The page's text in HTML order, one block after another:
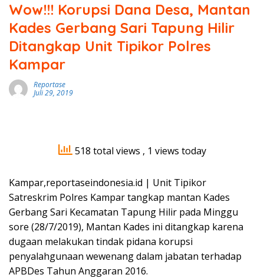
Wow!!! Korupsi Dana Desa, Mantan
Kades Gerbang Sari Tapung Hilir
Ditangkap Unit Tipikor Polres
Kampar
Reportase
Juli 29, 2019
518 total views , 1 views today
Kampar,reportaseindonesia.id | Unit Tipikor
Satreskrim Polres Kampar tangkap mantan Kades
Gerbang Sari Kecamatan Tapung Hilir pada Minggu
sore (28/7/2019), Mantan Kades ini ditangkap karena
dugaan melakukan tindak pidana korupsi
penyalahgunaan wewenang dalam jabatan terhadap
APBDes Tahun Anggaran 2016.